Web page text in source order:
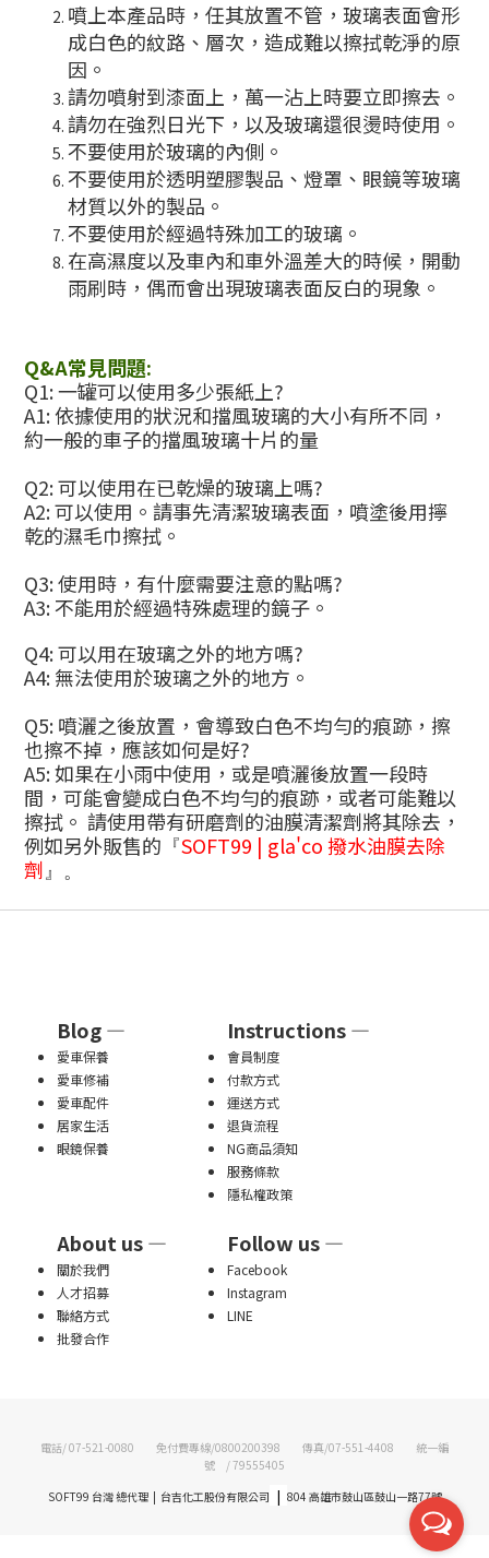
噴上本產品時，任其放置不管，玻璃表面會形
成白色的紋路、層次，造成難以擦拭乾淨的原
因。
請勿噴射到漆面上，萬一沾上時要立即擦去。
請勿在強烈日光下，以及玻璃還很燙時使用。
不要使用於玻璃的內側。
不要使用於透明塑膠製品、燈罩、眼鏡等玻璃
材質以外的製品。
不要使用於經過特殊加工的玻璃。
在高濕度以及車內和車外溫差大的時候，開動
雨刷時，偶而會出現玻璃表面反白的現象。
Q&A常見問題:
Q1: 一罐可以使用多少張紙上?
A1: 依據使用的狀況和擋風玻璃的大小有所不同，
約一般的車子的擋風玻璃十片的量
Q2: 可以使用在已乾燥的玻璃上嗎?
A2: 可以使用。請事先清潔玻璃表面，噴塗後用擰
乾的濕毛巾擦拭。
Q3: 使用時，有什麼需要注意的點嗎?
A3: 不能用於經過特殊處理的鏡子。
Q4: 可以用在玻璃之外的地方嗎?
A4: 無法使用於玻璃之外的地方。
Q5: 噴灑之後放置，會導致白色不均勻的痕跡，擦
也擦不掉，應該如何是好?
A5: 如果在小雨中使用，或是噴灑後放置一段時
間，可能會變成白色不均勻的痕跡，或者可能難以
擦拭。 請使用帶有研磨劑的油膜清潔劑將其除去，
例如另外販售的 『SOFT99 | gla'co 撥水油膜去除
劑』。
Blog — Instructions —
愛車保養
會員制度
愛車修補
付款方式
愛車配件
運送方式
居家生活
退貨流程
眼鏡保養
NG商品須知
服務條款
隱私權政策
About us — Follow us —
關於我們
Facebook
人才招募
Instagram
聯絡方式
LINE
批發合作
電話/ 07-521-0080 免付費專線/0800200398 傳真/07-551-4408 統一編
號 / 79555405
SOFT99 台灣 總代理 | 台吉化工股份有限公司 | 804 高雄市鼓山區鼓山一路77號